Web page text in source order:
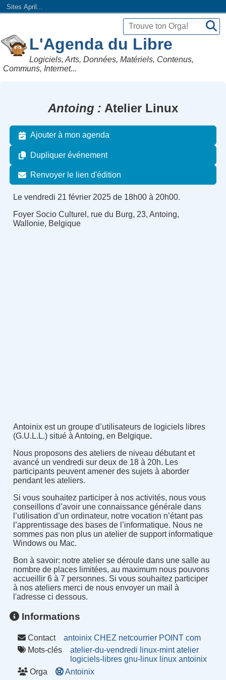
Sites April...
L'Agenda du Libre
Logiciels, Arts, Données, Matériels, Contenus,
Communs, Internet...
Antoing Atelier Linux
Ajouter à mon agenda
Dupliquer événement
Renvoyer le lien d'édition
Le vendredi 21 février 2025 de 18h00 à 20h00.
Foyer Socio Culturel, rue du Burg, 23, Antoing,
Wallonie, Belgique
Antoinix est un groupe d’utilisateurs de logiciels libres
(G.U.L.L.) situé à Antoing, en Belgique.
Nous proposons des ateliers de niveau débutant et
avancé un vendredi sur deux de 18 à 20h. Les
participants peuvent amener des sujets à aborder
pendant les ateliers.
Si vous souhaitez participer à nos activités, nous vous
conseillons d’avoir une connaissance générale dans
l’utilisation d’un ordinateur, notre vocation n’étant pas
l’apprentissage des bases de l’informatique. Nous ne
sommes pas non plus un atelier de support informatique
Windows ou Mac.
Bon à savoir: notre atelier se déroule dans une salle au
nombre de places limitées, au maximum nous pouvons
accueillir 6 à 7 personnes. Si vous souhaitez participer
à nos ateliers merci de nous envoyer un mail à
l'adresse ci dessous.
Informations
Contact
antoinix CHEZ netcourrier POINT com
Mots-clés
atelier-du-vendredi linux-mint atelier
logiciels-libres gnu-linux linux antoinix
Orga
Antoinix